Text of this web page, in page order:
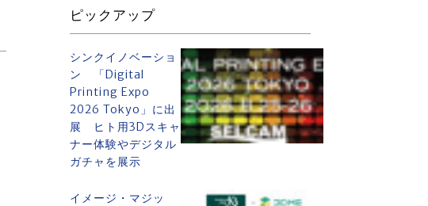
ピックアップ
シンクイノベーショ
ン 「Digital
Printing Expo
2026 Tokyo」に出
展 ヒト用3Dスキャ
ナー体験やデジタル
ガチャを展示
イメージ・マジッ